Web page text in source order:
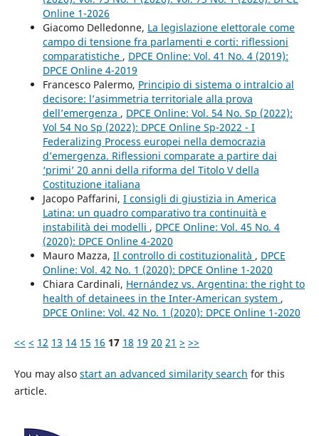
Online 1-2026
Giacomo Delledonne, La legislazione elettorale come
campo di tensione fra parlamenti e corti: riflessioni
comparatistiche , DPCE Online: Vol. 41 No. 4 (2019):
DPCE Online 4-2019
Francesco Palermo, Principio di sistema o intralcio al
decisore: l’asimmetria territoriale alla prova
dell’emergenza , DPCE Online: Vol. 54 No. Sp (2022):
Vol 54 No Sp (2022): DPCE Online Sp-2022 - I
Federalizing Process europei nella democrazia
d’emergenza. Riflessioni comparate a partire dai
‘primi’ 20 anni della riforma del Titolo V della
Costituzione italiana
Jacopo Paffarini, I consigli di giustizia in America
Latina: un quadro comparativo tra continuità e
instabilità dei modelli , DPCE Online: Vol. 45 No. 4
(2020): DPCE Online 4-2020
Mauro Mazza, Il controllo di costituzionalità , DPCE
Online: Vol. 42 No. 1 (2020): DPCE Online 1-2020
Chiara Cardinali, Hernández vs. Argentina: the right to
health of detainees in the Inter-American system ,
DPCE Online: Vol. 42 No. 1 (2020): DPCE Online 1-2020
<< < 12 13 14 15 16 17 18 19 20 21 > >>
You may also start an advanced similarity search for this
article.